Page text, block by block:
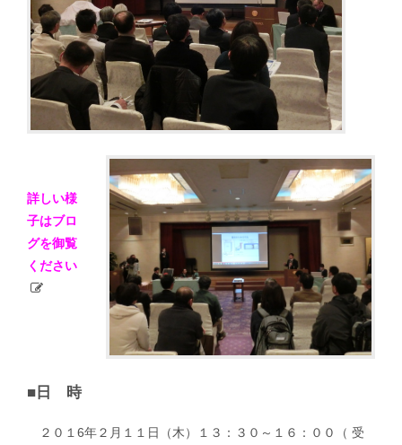
詳しい様
子はブロ
グを御覧
ください
■日 時
２０１6年２月１１日（木）１３：３０～１６：００（ 受